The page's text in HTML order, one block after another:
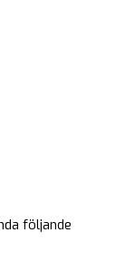
följande